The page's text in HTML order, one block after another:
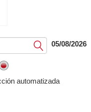
Submit05/08/2026
automatizada